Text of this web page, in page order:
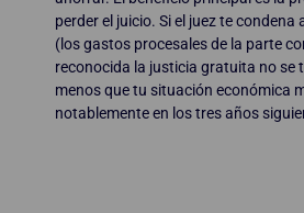
perder el juicio. Si el juez te
(los gastos procesales de la parte
reconocida la justicia gratuita no se
menos que tu situación económica
notablemente en los tres años